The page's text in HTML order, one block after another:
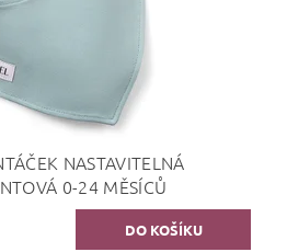
NASTAVITELNÁ
0-24 MĚSÍCŮ